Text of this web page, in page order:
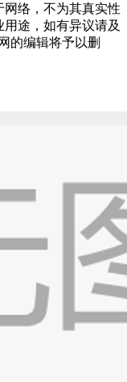
络，不为其真实性
途，如有异议请及
的编辑将予以删